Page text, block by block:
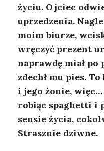
życiu. Ojciec
uprzedzenia.
moim biurze,
wręczyć prezent
naprawdę miał po
zdechł mu pies.
i jego żonie, więc…
robiąc spaghetti i
sensie życia,
Strasznie dziwne.